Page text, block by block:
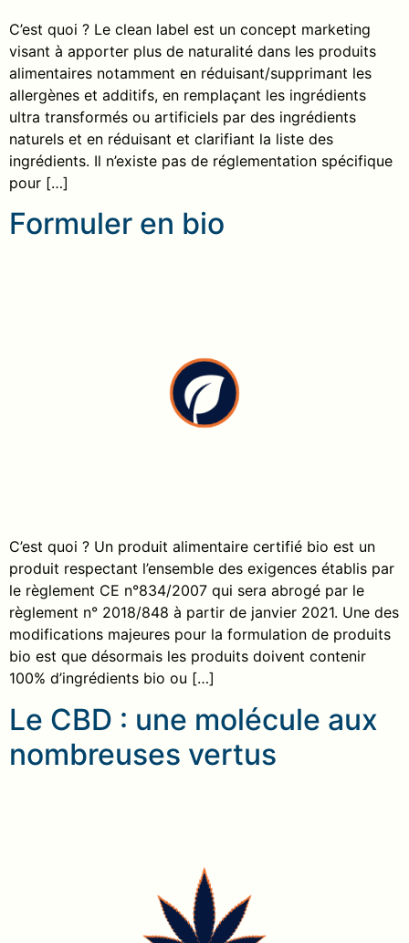
C’est quoi ? Le clean label est un concept marketing
visant à apporter plus de naturalité dans les produits
alimentaires notamment en réduisant/supprimant les
allergènes et additifs, en remplaçant les ingrédients
ultra transformés ou artificiels par des ingrédients
naturels et en réduisant et clarifiant la liste des
ingrédients. Il n’existe pas de réglementation spécifique
pour […]
Formuler en bio
C’est quoi ? Un produit alimentaire certifié bio est un
produit respectant l’ensemble des exigences établis par
le règlement CE n°834/2007 qui sera abrogé par le
règlement n° 2018/848 à partir de janvier 2021. Une des
modifications majeures pour la formulation de produits
bio est que désormais les produits doivent contenir
100% d’ingrédients bio ou […]
Le CBD : une molécule aux
nombreuses vertus